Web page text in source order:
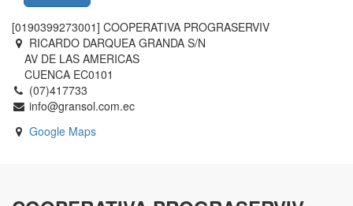
[0190399273001] COOPERATIVA PROGRASERVIV
RICARDO DARQUEA GRANDA S/N
AV DE LAS AMERICAS
CUENCA EC0101
(07)417733
info@gransol.com.ec
Google Maps